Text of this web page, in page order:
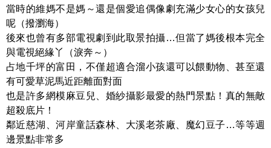
當時的維媽不是媽～還是個愛追偶像劇充滿少女心的女孩兒
呢（撥瀏海）
後來也曾有多部電視劇到此取景拍攝…但當了媽後根本完全
與電視絕緣丫（淚奔～）
占地千坪的富田，不僅超適合溜小孩還可以餵動物、甚至還
有可愛草泥馬近距離面對面
也是許多網模麻豆兒、婚紗攝影最愛的熱門景點！真的無敵
超殺底片！
鄰近慈湖、河岸童話森林、大溪老茶廠、魔幻豆子…等等週
邊景點非常多